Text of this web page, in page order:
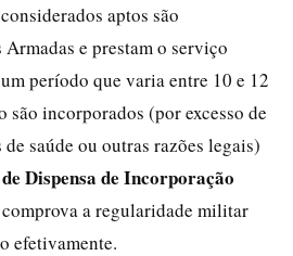
aptos são
e prestam o serviço
período que varia entre 10 e 12
são incorporados (por excesso de
saúde ou outras razões legais)
Dispensa de Incorporação
a regularidade militar
efetivamente.